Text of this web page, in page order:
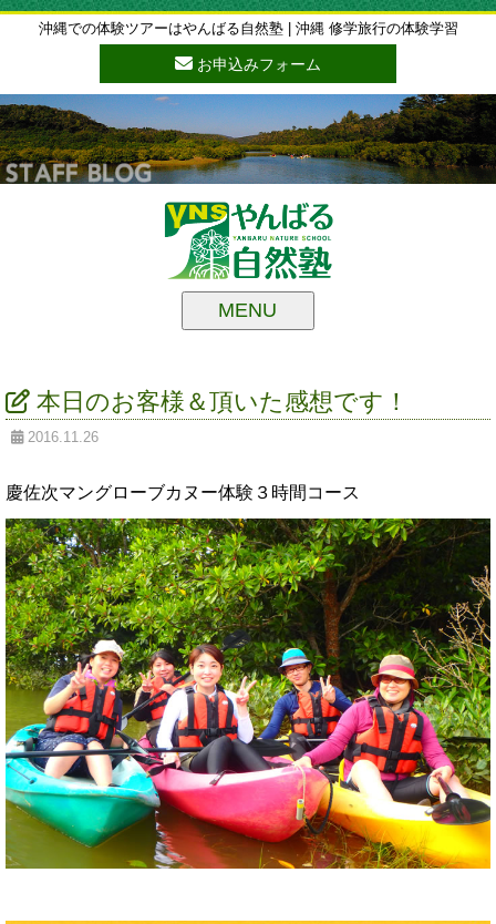
沖縄での体験ツアーはやんばる自然塾 | 沖縄 修学旅行の体験学習
お申込みフォーム
MENU
本日のお客様＆頂いた感想です！
2016.11.26
慶佐次マングローブカヌー体験３時間コース